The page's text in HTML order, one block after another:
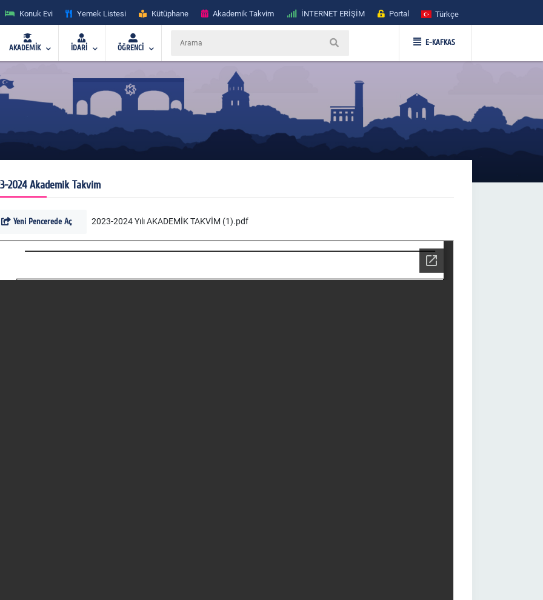
Konuk Evi Yemek Listesi Kütüphane Akademik Takvim İNTERNET ERİŞİM Portal Türkçe
AKADEMİK İDARİ ÖĞRENCİ
E-KAFKAS
2024 Akademik Takvim
Yeni Pencerede Aç 2023-2024 Yılı AKADEMİK TAKVİM (1).pdf